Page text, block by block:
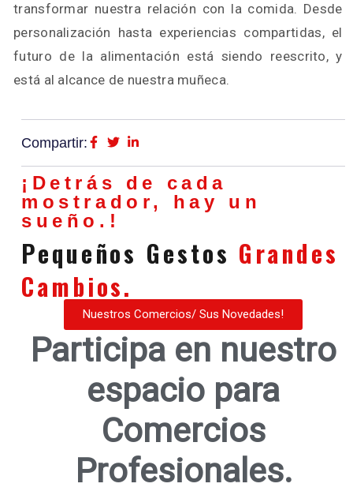
transformar nuestra relación con la comida. Desde
personalización hasta experiencias compartidas, el
futuro de la alimentación está siendo reescrito, y
está al alcance de nuestra muñeca.
Compartir:
¡Detrás de cada
mostrador, hay un
sueño.!
Pequeños Gestos Grandes
Cambios.
Nuestros Comercios/ Sus Novedades!
Participa en nuestro
espacio para
Comercios
Profesionales.